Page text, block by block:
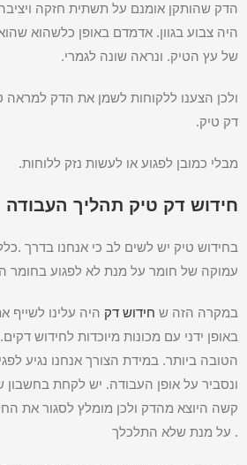
הדק שהותקן אומנם על תשתית חזקה
היה צבוע בגוון. אדמדם באופן כלשהוא
של עץ הטיק. ונראה שונה לגמרי.
ולכן הצענו ללקוחות לשמן את הדק
דק טיק.
מבלי כמובן לפגוע או לעשות נזק ללוחות.
חידוש דק טיק תהליך העבודה
בחידוש טיק יש לשים לב כי אנחנו בדרך
עמוקה של חומר על מנת לא לפגוע בחומר
במקרה הזה ש חידוש דק היה עלינו לשייף
באופן ידני עם מכונות מיוכדות לחידוש
הטובה ביותר. במידת הצורך אנחנו נגיע
ונסביר על אופן העבודה. יש לקחת בחשבון
קשה היוצא מהדק ולכן מומלץ לסגור את
. על מנת שלא התלכלך